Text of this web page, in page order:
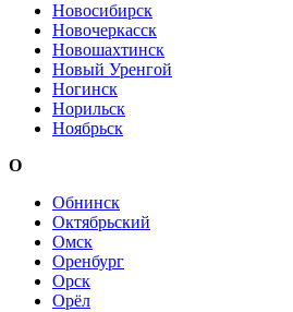
Новосибирск
Новочеркасск
Новошахтинск
Новый Уренгой
Ногинск
Норильск
Ноябрьск
О
Обнинск
Октябрьский
Омск
Оренбург
Орск
Орёл